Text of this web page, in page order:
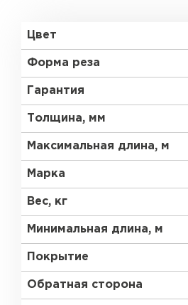
Цвет
Форма реза
Гарантия
Толщина, мм
Максимальная длина, м
Марка
Вес, кг
Минимальная длина, м
Покрытие
Обратная сторона